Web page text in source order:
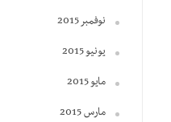
نوفمبر 2015
يونيو 2015
مايو 2015
مارس 2015